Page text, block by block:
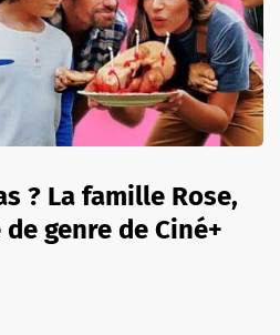
? La famille Rose,
genre de Ciné+